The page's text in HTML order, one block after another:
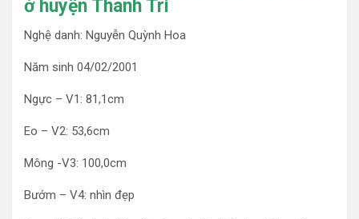
ở huyện Thanh Trì
Nghệ danh: Nguyễn Quỳnh Hoa
Năm sinh 04/02/2001
Ngực – V1: 81,1cm
Eo – V2: 53,6cm
Mông -V3: 100,0cm
Bướm – V4: nhìn đẹp